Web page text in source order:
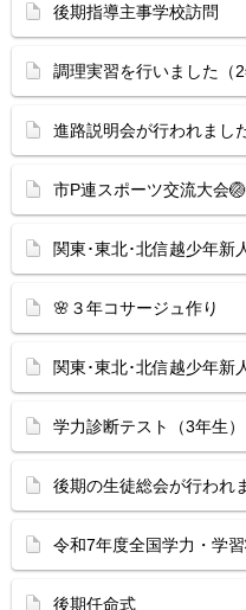
後期指導主事学校訪問
調理実習を行いました（2
進路説明会が行われまし
市P連スポーツ交流大会🏐
関東･東北･北信越少年
🌸３年コサージュ作り
関東･東北･北信越少年新
学力診断テスト（3年生）
後期の生徒総会が行われ
令和7年度全国学力・学
後期任命式